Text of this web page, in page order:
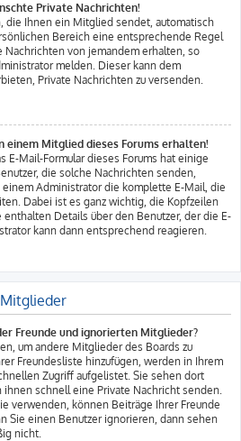
Private Nachrichten!
die Ihnen ein Mitglied sendet, automatisch
Bereich eine entsprechende Regel
Nachrichten von jemandem erhalten, so
melden. Dieser kann dem
Private Nachrichten zu versenden.
einem Mitglied dieses Forums erhalten!
E-Mail-Formular dieses Forums hat einige
die solche Nachrichten senden,
Administrator die komplette E-Mail, die
Dabei ist es ganz wichtig, die Kopfzeilen
Details über den Benutzer, der die E-
kann dann entsprechend reagieren.
Freunde und ignorierten Mitglieder?
um andere Mitglieder des Boards zu
Freundesliste hinzufügen, werden in Ihrem
Zugriff aufgelistet. Sie sehen dort
schnell eine Private Nachricht senden.
verwenden, können Beiträge Ihrer Freunde
Sie einen Benutzer ignorieren, dann sehen
nicht.